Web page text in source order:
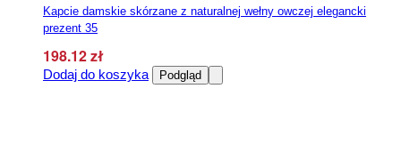
Kapcie damskie skórzane z naturalnej wełny owczej elegancki
prezent 35
198.12zł
Dodaj do koszyka Podgląd